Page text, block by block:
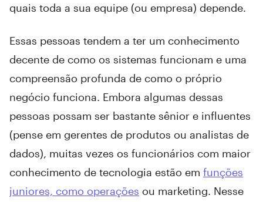
quais toda a sua equipe (ou empresa) depende.
Essas pessoas tendem a ter um conhecimento
decente de como os sistemas funcionam e uma
compreensão profunda de como o próprio
negócio funciona. Embora algumas dessas
pessoas possam ser bastante sênior e influentes
(pense em gerentes de produtos ou analistas de
dados), muitas vezes os funcionários com maior
conhecimento de tecnologia estão em funções
juniores, como operações ou marketing. Nesse